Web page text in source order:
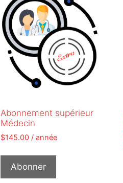
Abonnement supérieur
Médecin
$145.00 / année
Abonner